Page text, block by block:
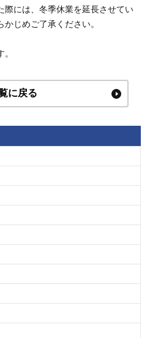
際には、冬季休業を延長させてい
じめご了承ください。
に戻る